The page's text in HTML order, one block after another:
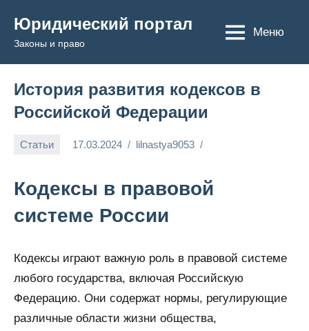
содержимому
Юридический портал
Законы и право
Меню
История развития кодексов в
Российской Федерации
Статьи 17.03.2024 lilnastya9053
Кодексы в правовой
системе России
Кодексы играют важную роль в правовой системе
любого государства, включая Российскую
Федерацию. Они содержат нормы, регулирующие
различные области жизни общества,